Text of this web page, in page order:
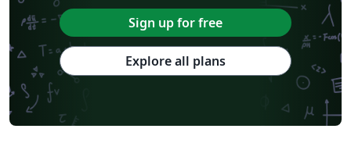
Sign up for free
Explore all plans